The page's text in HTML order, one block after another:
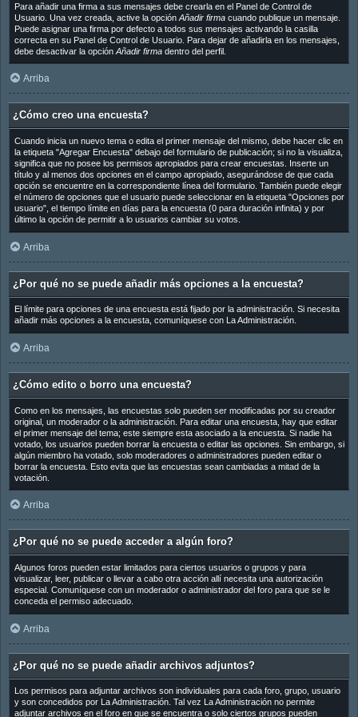
Para añadir una firma a sus mensajes debe crearla en el Panel de Control de
Usuario. Una vez creada, active la opción Añadir firmacuando publique un mensaje.
Puede asignar una firma por defecto a todos sus mensajes activando la casilla
correcta en su Panel de Control de Usuario. Para dejar de añadirla en los mensajes,
debe desactivar la opción Añadir firmadentro del perfil.
Arriba
¿Cómo creo una encuesta?
Cuando inicia un nuevo tema o edita el primer mensaje del mismo, debe hacer clic en
la etiqueta "Agregar Encuesta" debajo del formulario de publicación; si no la visualiza,
significa que no posee los permisos apropiados para crear encuestas. Inserte un
título y al menos dos opciones en el campo apropiado, asegurándose de que cada
opción se encuentre en la correspondiente línea del formulario. También puede elegir
el número de opciones que el usuario puede seleccionar en la etiqueta "Opciones por
usuario", el tiempo límite en días para la encuesta (0 para duración infinita) y por
último la opción de permitir a lo usuarios cambiar su votos.
Arriba
¿Por qué no se puede añadir más opciones a la encuesta?
El límite para opciones de una encuesta está fijado por la administración. Si necesita
añadir más opciones a la encuesta, comuníquese con La Administración.
Arriba
¿Cómo edito o borro una encuesta?
Como en los mensajes, las encuestas solo pueden ser modificadas por su creador
original, un moderador o la administración. Para editar una encuesta, hay que editar
el primer mensaje del tema; este siempre esta asociado a la encuesta. Si nadie ha
votado, los usuarios pueden borrar la encuesta o editar las opciones. Sin embargo, si
algún miembro ha votado, solo moderadores o administradores pueden editar o
borrar la encuesta. Esto evita que las encuestas sean cambiadas a mitad de la
votación.
Arriba
¿Por qué no se puede acceder a algún foro?
Algunos foros pueden estar limitados para ciertos usuarios o grupos y para
visualizar, leer, publicar o llevar a cabo otra acción allí necesita una autorización
especial. Comuníquese con un moderador o administrador del foro para que se le
conceda el permiso adecuado.
Arriba
¿Por qué no se puede añadir archivos adjuntos?
Los permisos para adjuntar archivos son individuales para cada foro, grupo, usuario
y son concedidos por La Administración. Tal vez La Administración no permite
adjuntar archivos en el foro en que se encuentra o solo ciertos grupos pueden